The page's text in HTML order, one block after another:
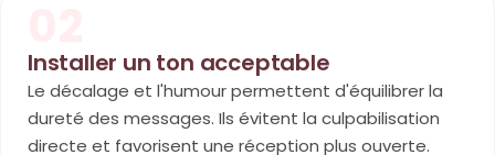
Installer un ton acceptable
Le décalage et l'humour permettent d'équilibrer la
dureté des messages. Ils évitent la culpabilisation
directe et favorisent une réception plus ouverte.